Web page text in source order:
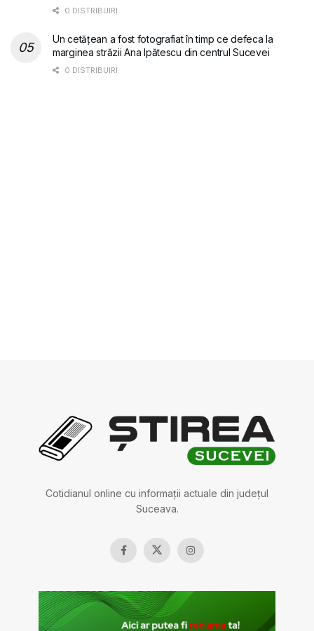
0 DISTRIBUIRI
Un cetățean a fost fotografiat în timp ce defeca la
marginea străzii Ana Ipătescu din centrul Sucevei
0 DISTRIBUIRI
Cotidianul online cu informații actuale din județul
Suceava.